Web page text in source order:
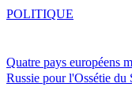
Quatre pays européens
Russie pour l'Ossétie du
POLITIQUE